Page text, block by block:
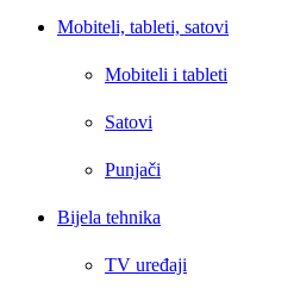
Mobiteli, tableti, satovi
Mobiteli i tableti
Satovi
Punjači
Bijela tehnika
TV uređaji